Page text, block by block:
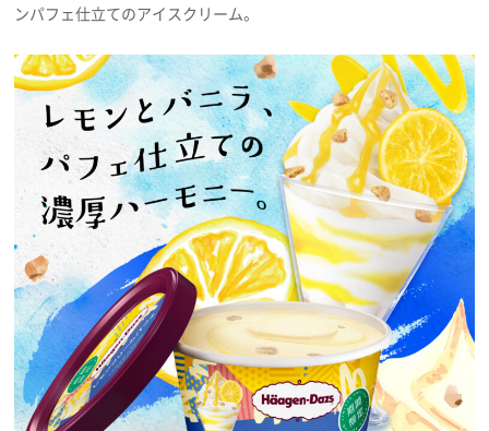
ンパフェ仕立てのアイスクリーム。